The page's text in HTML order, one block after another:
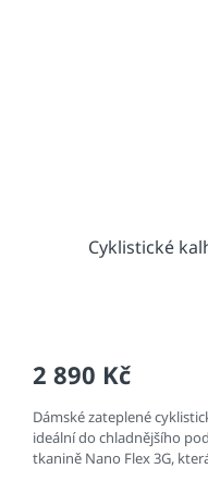
Cyklistické
2 890 Kč
Dámské zateplené
ideální do chladnějšího
tkanině Nano Flex 3G,